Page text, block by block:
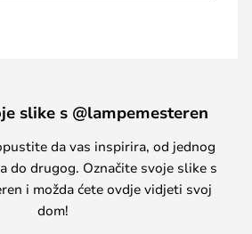
slike s @lampemesteren
da vas inspirira, od jednog
do drugog. Označite svoje slike s
i možda ćete ovdje vidjeti svoj
dom!